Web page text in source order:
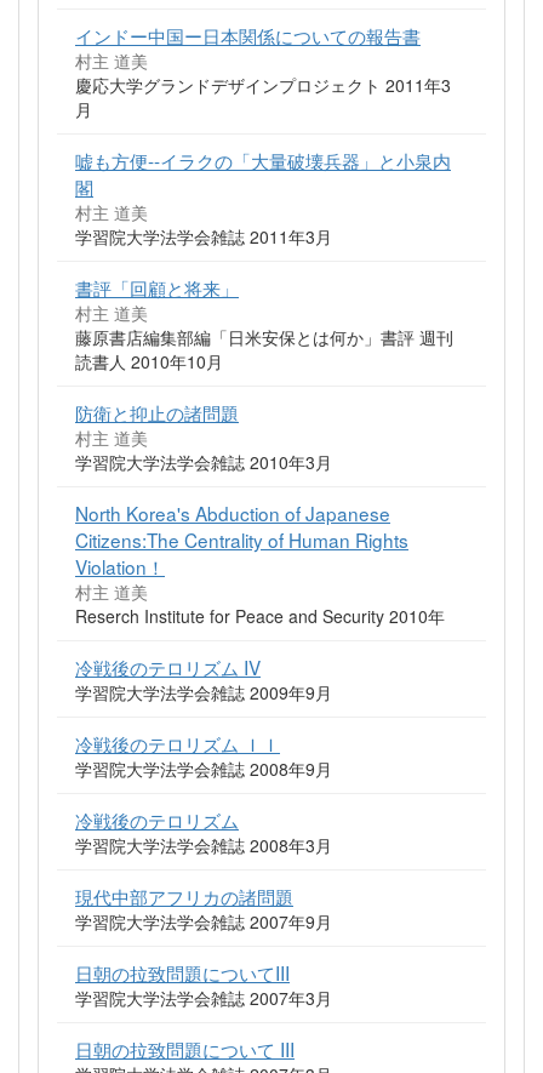
インドー中国ー日本関係についての報告書
村主 道美
慶応大学グランドデザインプロジェクト 2011年3
月
嘘も方便--イラクの「大量破壊兵器」と小泉内
閣
村主 道美
学習院大学法学会雑誌 2011年3月
書評「回顧と将来」
村主 道美
藤原書店編集部編「日米安保とは何か」書評 週刊
読書人 2010年10月
防衛と抑止の諸問題
村主 道美
学習院大学法学会雑誌 2010年3月
North Korea's Abduction of Japanese
Citizens:The Centrality of Human Rights
Violation！
村主 道美
Reserch Institute for Peace and Security 2010年
冷戦後のテロリズム IV
学習院大学法学会雑誌 2009年9月
冷戦後のテロリズム ＩＩ
学習院大学法学会雑誌 2008年9月
冷戦後のテロリズム
学習院大学法学会雑誌 2008年3月
現代中部アフリカの諸問題
学習院大学法学会雑誌 2007年9月
日朝の拉致問題についてIII
学習院大学法学会雑誌 2007年3月
日朝の拉致問題について III